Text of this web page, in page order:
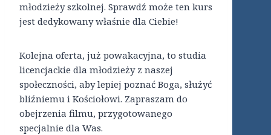
młodzieży szkolnej. Sprawdź może ten kurs
jest dedykowany właśnie dla Ciebie!
Kolejna oferta, już powakacyjna, to studia
licencjackie dla młodzieży z naszej
społeczności, aby lepiej poznać Boga, służyć
bliźniemu i Kościołowi. Zapraszam do
obejrzenia filmu, przygotowanego
specjalnie dla Was.